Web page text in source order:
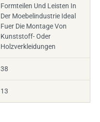
Formteilen Und Leisten In
Der Moebelindustrie Ideal
Fuer Die Montage Von
Kunststoff- Oder
Holzverkleidungen
38
13